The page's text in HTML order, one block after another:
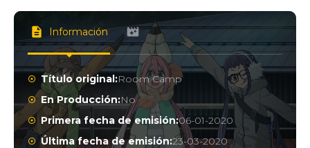
Información
Título original:Room Camp
En Producción:No
Primera fecha de emisión:06-01-2020
Última fecha de emisión:23-03-2020